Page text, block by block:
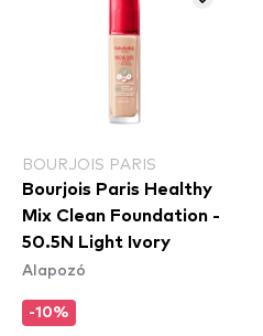
BOURJOIS PARIS
Bourjois Paris Healthy
Mix Clean Foundation -
50.5N Light Ivory
Alapozó
-10%